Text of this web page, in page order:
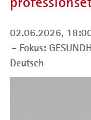
02.06.2026,
Fokus:
Deutsch